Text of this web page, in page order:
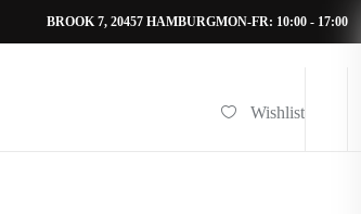
BROOK 7, 20457 HAMBURGMON-FR: 10:00 - 17:00
Wishlist